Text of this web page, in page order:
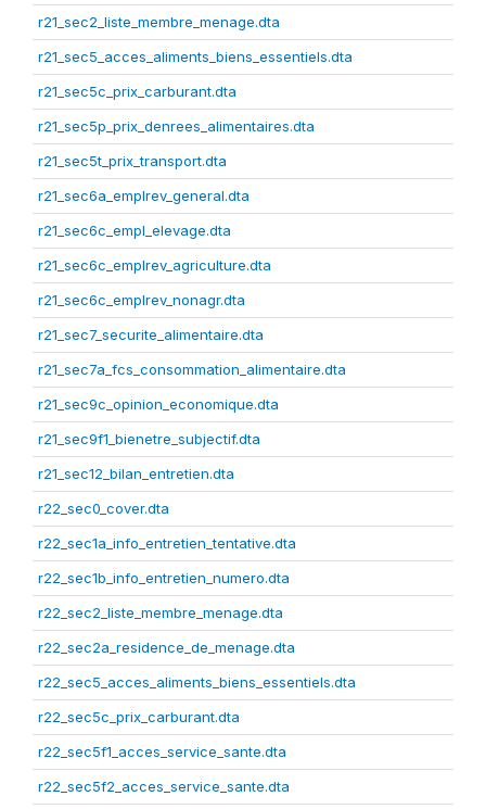
r21_sec2_liste_membre_menage.dta
r21_sec5_acces_aliments_biens_essentiels.dta
r21_sec5c_prix_carburant.dta
r21_sec5p_prix_denrees_alimentaires.dta
r21_sec5t_prix_transport.dta
r21_sec6a_emplrev_general.dta
r21_sec6c_empl_elevage.dta
r21_sec6c_emplrev_agriculture.dta
r21_sec6c_emplrev_nonagr.dta
r21_sec7_securite_alimentaire.dta
r21_sec7a_fcs_consommation_alimentaire.dta
r21_sec9c_opinion_economique.dta
r21_sec9f1_bienetre_subjectif.dta
r21_sec12_bilan_entretien.dta
r22_sec0_cover.dta
r22_sec1a_info_entretien_tentative.dta
r22_sec1b_info_entretien_numero.dta
r22_sec2_liste_membre_menage.dta
r22_sec2a_residence_de_menage.dta
r22_sec5_acces_aliments_biens_essentiels.dta
r22_sec5c_prix_carburant.dta
r22_sec5f1_acces_service_sante.dta
r22_sec5f2_acces_service_sante.dta